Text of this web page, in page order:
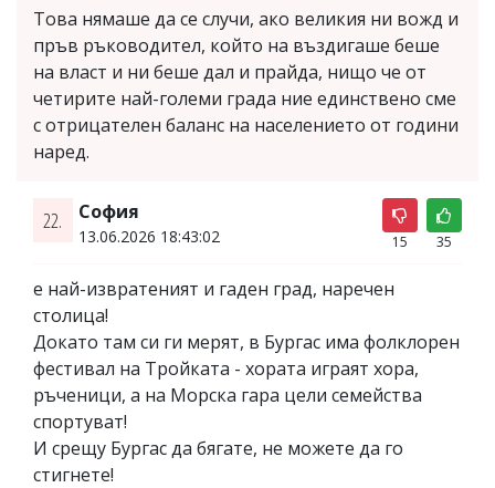
Това нямаше да се случи, ако великия ни вожд и
пръв ръководител, който на въздигаше беше
на власт и ни беше дал и прайда, нищо че от
четирите най-големи града ние единствено сме
с отрицателен баланс на населението от години
наред.
22. София
13.06.2026 18:43:02 15 35
е най-извратеният и гаден град, наречен
столица!
Докато там си ги мерят, в Бургас има фолклорен
фестивал на Тройката - хората играят хора,
ръченици, а на Морска гара цели семейства
спортуват!
И срещу Бургас да бягате, не можете да го
стигнете!